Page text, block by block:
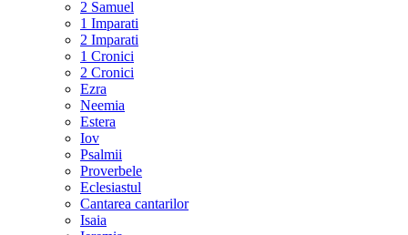
2 Samuel
1 Imparati
2 Imparati
1 Cronici
2 Cronici
Ezra
Neemia
Estera
Iov
Psalmii
Proverbele
Eclesiastul
Cantarea cantarilor
Isaia